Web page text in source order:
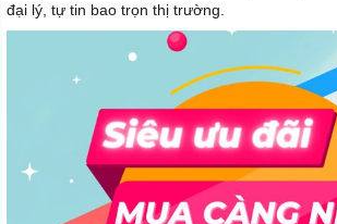
đại lý, tự tin bao trọn thị trường.